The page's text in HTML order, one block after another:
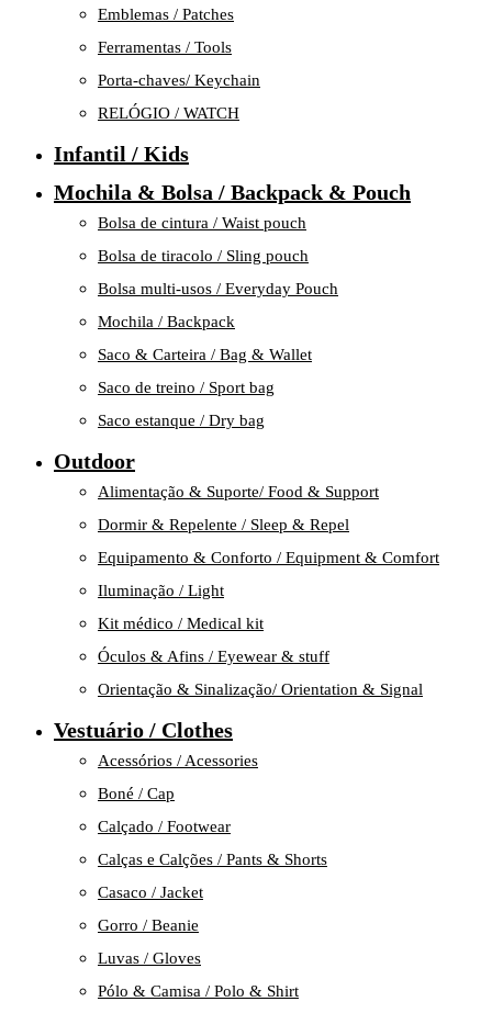
Emblemas / Patches
Ferramentas / Tools
Porta-chaves/ Keychain
RELÓGIO / WATCH
Infantil / Kids
Mochila & Bolsa / Backpack & Pouch
Bolsa de cintura / Waist pouch
Bolsa de tiracolo / Sling pouch
Bolsa multi-usos / Everyday Pouch
Mochila / Backpack
Saco & Carteira / Bag & Wallet
Saco de treino / Sport bag
Saco estanque / Dry bag
Outdoor
Alimentação & Suporte/ Food & Support
Dormir & Repelente / Sleep & Repel
Equipamento & Conforto / Equipment & Comfort
Iluminação / Light
Kit médico / Medical kit
Óculos & Afins / Eyewear & stuff
Orientação & Sinalização/ Orientation & Signal
Vestuário / Clothes
Acessórios / Acessories
Boné / Cap
Calçado / Footwear
Calças e Calções / Pants & Shorts
Casaco / Jacket
Gorro / Beanie
Luvas / Gloves
Pólo & Camisa / Polo & Shirt